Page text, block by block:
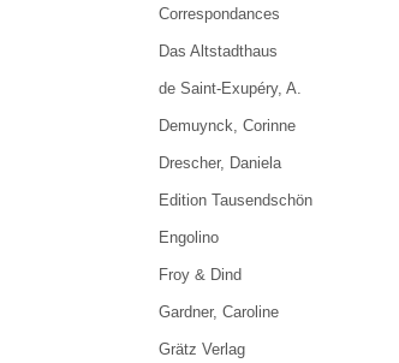
Correspondances
Das Altstadthaus
de Saint-Exupéry, A.
Demuynck, Corinne
Drescher, Daniela
Edition Tausendschön
Engolino
Froy & Dind
Gardner, Caroline
Grätz Verlag